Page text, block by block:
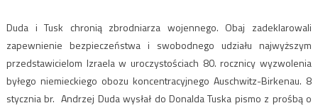
Duda i Tusk chronią zbrodniarza wojennego. Obaj zadeklarowali
zapewnienie bezpieczeństwa i swobodnego udziału najwyższym
przedstawicielom Izraela w uroczystościach 80. rocznicy wyzwolenia
byłego niemieckiego obozu koncentracyjnego Auschwitz-Birkenau. 8
stycznia br. Andrzej Duda wysłał do Donalda Tuska pismo z prośbą o